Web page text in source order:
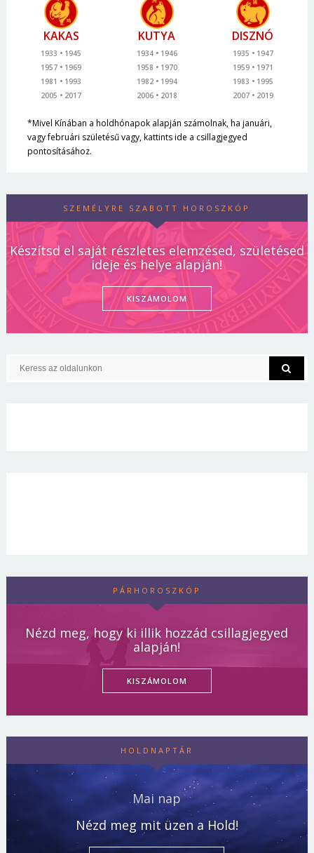
KAKAS
1933
1945
1957
1969
1981
1993
2005
2017
KUTYA
1934
1946
1958
1970
1982
1994
2006
2018
DISZNÓ
1935
1947
1959
1971
1983
1995
2007
2019
*Mivel Kínában a holdhónapok alapján számolnak, ha januári,
vagy februári születésű vagy, kattints ide a csillagjegyed
pontosításához.
SZEMÉLYRE SZABOTT HOROSZKÓP
Készítsd el saját részletes elemzésed, születésed
ideje és helye alapján!
KISZÁMOLOM
PÁRHOROSZKÓP
Nézd meg, hogy ki illik hozzád csillagjegyed
alapján!
KISZÁMOLOM
HOLDNAPTÁR
Mai nap
Nézd meg mit üzen a Hold!